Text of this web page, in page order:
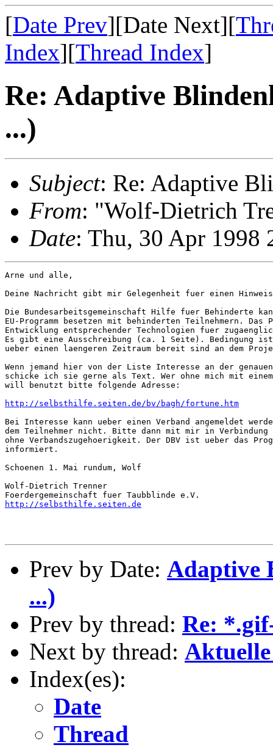
[Date Prev][Date Next][
Index][Thread Index]
Re: Adaptive
...)
Subject: Re: Adaptive
From: "Wolf-Dietrich
Date: Thu, 30 Apr 1998
Arne und alle,
Deine Nachricht gibt mir Gelegenheit fuer einen
Die Bundesarbeitsgemeinschaft Hilfe fuer Behinderte
EU-Programm besetzen mit behinderten Teilnehmern.
Entwicklung entsprechender Technologien fuer
Es gibt eine Ausschreibung (ca. 1 Seite). Bedingung
ueber einen laengeren Zeitraum bereit sind an dem
Wenn jemand hier von der Liste Interesse an der
schicke ich sie gerne als Text. Wer ohne mich mit einem
will benutzt bitte folgende Adresse:
http://selbsthilfe.seiten.de/bv/bagh/fortune.htm
Bei Interesse kann ueber einen Verband angemeldet
dem Teilnehmer nicht. Bitte dann mit mir in Verbindung
ohne Verbandszugehoerigkeit. Der DBV ist ueber das
informiert.
Schoenen 1. Mai rundum, Wolf
Wolf-Dietrich Trenner
http://selbsthilfe.seiten.de
Prev by Date: Adaptive
...)
Prev by thread: Re:
Next by thread:
Index(es):
Date
Thread